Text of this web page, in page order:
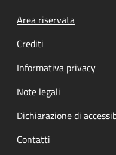
Footer menu
Area riservata
Crediti
Informativa privacy
Note legali
Dichiarazione di
Contatti